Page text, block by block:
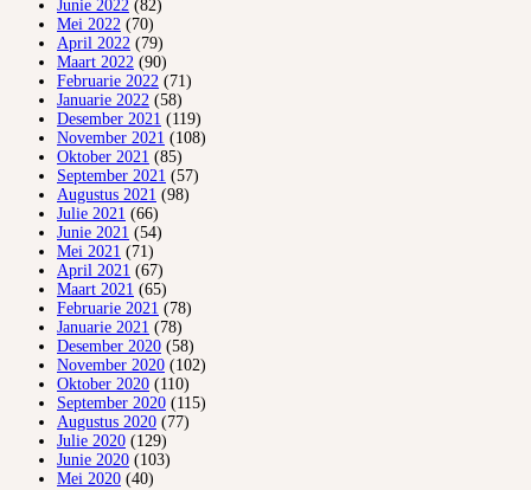
Junie 2022 (82)
Mei 2022 (70)
April 2022 (79)
Maart 2022 (90)
Februarie 2022 (71)
Januarie 2022 (58)
Desember 2021 (119)
November 2021 (108)
Oktober 2021 (85)
September 2021 (57)
Augustus 2021 (98)
Julie 2021 (66)
Junie 2021 (54)
Mei 2021 (71)
April 2021 (67)
Maart 2021 (65)
Februarie 2021 (78)
Januarie 2021 (78)
Desember 2020 (58)
November 2020 (102)
Oktober 2020 (110)
September 2020 (115)
Augustus 2020 (77)
Julie 2020 (129)
Junie 2020 (103)
Mei 2020 (40)